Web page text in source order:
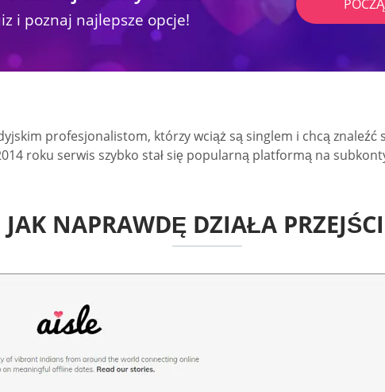
i poznaj najlepsze opcje!
profesjonalistom, którzy wciąż są singlem i chcą znaleźć
roku serwis szybko stał się popularną platformą na
JAK NAPRAWDĘ DZIAŁA